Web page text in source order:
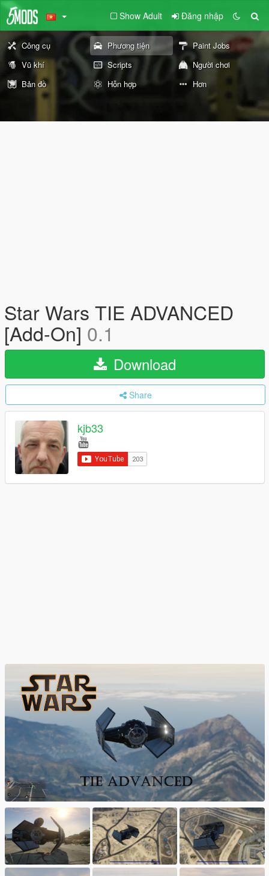
Show Adult Đăng nhập
Công cụ Phương tiện
Paint Jobs
Vũ khí
Scripts
Người chơi
Bản đồ
Hỗn hợp Hơn
Star Wars TIE ADVANCED
[Add-On] 0.1
Download
Share
kjb33